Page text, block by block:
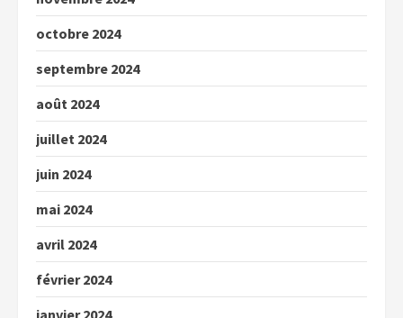
octobre 2024
septembre 2024
août 2024
juillet 2024
juin 2024
mai 2024
avril 2024
février 2024